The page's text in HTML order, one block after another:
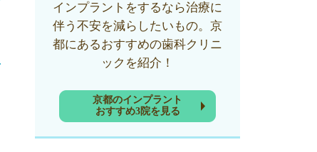
インプラントをするなら治療に
伴う不安を減らしたいもの。京
都にあるおすすめの歯科クリニ
ックを紹介！
京都のインプラント
おすすめ3院を見る